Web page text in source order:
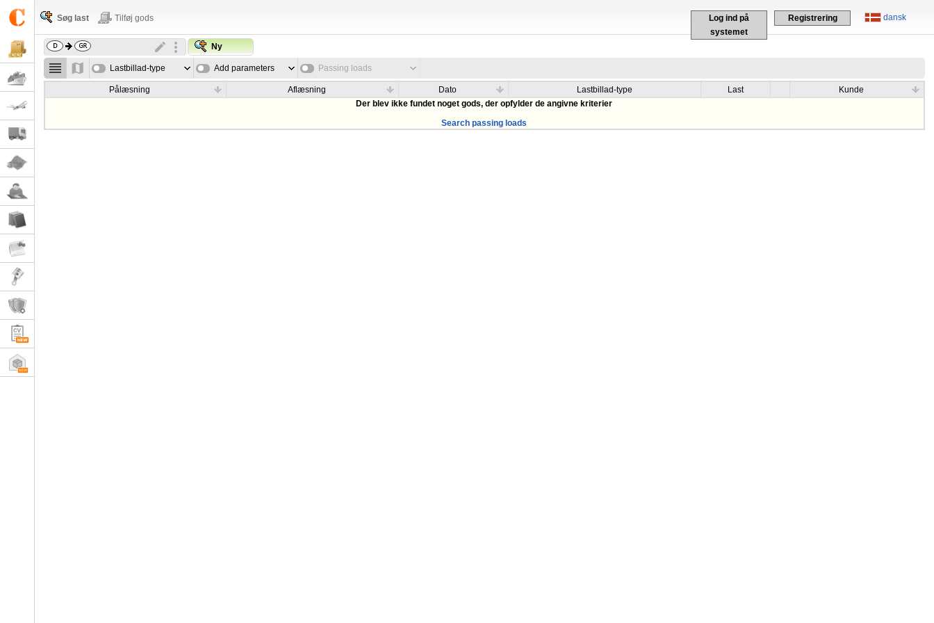
dansk
Log ind på
systemet
Registrering
Søg last Tilføj gods
Ny
Lastbillad-type Add parameters Passing loads
Pålæsning Aflæsning Dato Lastbillad-type Last
Kunde
Der blev ikke fundet noget gods, der opfylder de angivne kriterier
Search passing loads